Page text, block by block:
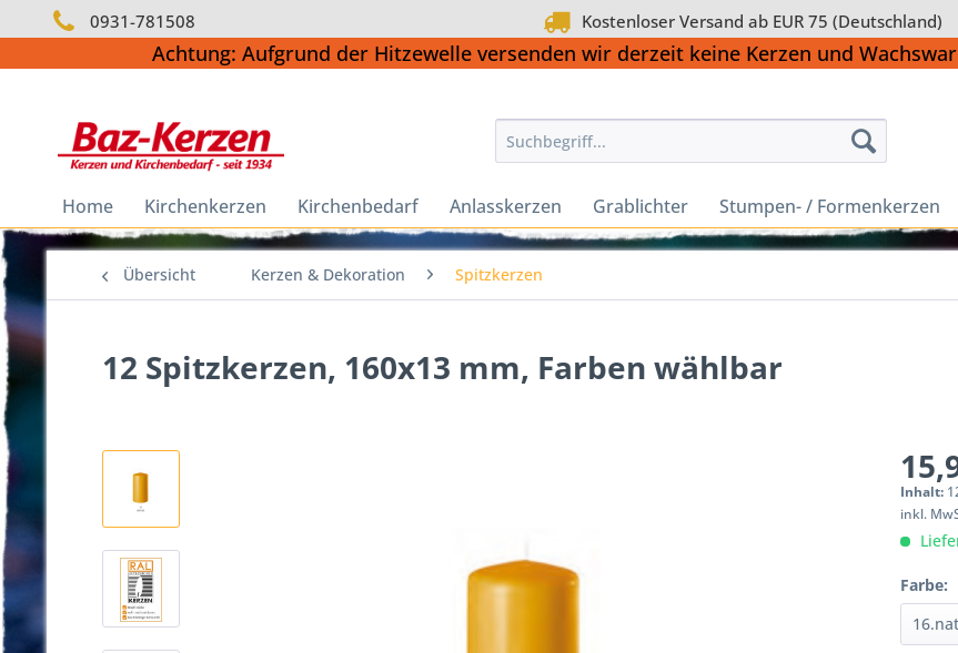
0931-781508 Kostenloser Versand ab EUR 75 (Deutschland)
Achtung: Aufgrund der Hitzewelle versenden wir derzeit keine Kerzen und
Home Kirchenkerzen Kirchenbedarf Anlasskerzen Grablichter Stumpen- / Formenkerzen
Übersicht Kerzen & Dekoration Spitzkerzen
12 Spitzkerzen, 160x13 mm, Farben wählbar
Inhalt:
inkl.
Farbe: